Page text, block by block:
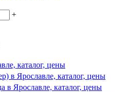
+
каталог, цены
в Ярославле, каталог, цены
в Ярославле, каталог, цены